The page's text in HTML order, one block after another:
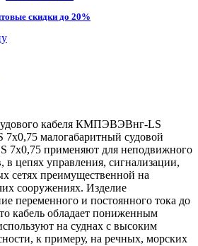
скидки до 20%
кабеля КМПЭВЭВнг-LS
малогабаритный судовой
применяют для неподвижного
цепях управления, сигнализации,
сетях преимущественной на
сооружениях. Изделие
переменного и постоянного тока до
кабель обладает пониженным
на суднах с высоким
к примеру, на речных, морских